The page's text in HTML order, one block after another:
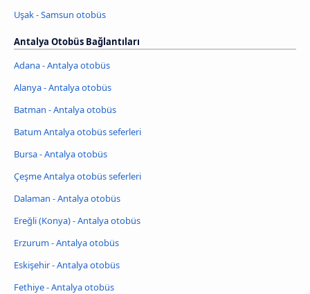
Uşak - Samsun otobüs
Antalya Otobüs Bağlantıları
Adana - Antalya otobüs
Alanya - Antalya otobüs
Batman - Antalya otobüs
Batum Antalya otobüs seferleri
Bursa - Antalya otobüs
Çeşme Antalya otobüs seferleri
Dalaman - Antalya otobüs
Ereğli (Konya) - Antalya otobüs
Erzurum - Antalya otobüs
Eskişehir - Antalya otobüs
Fethiye - Antalya otobüs